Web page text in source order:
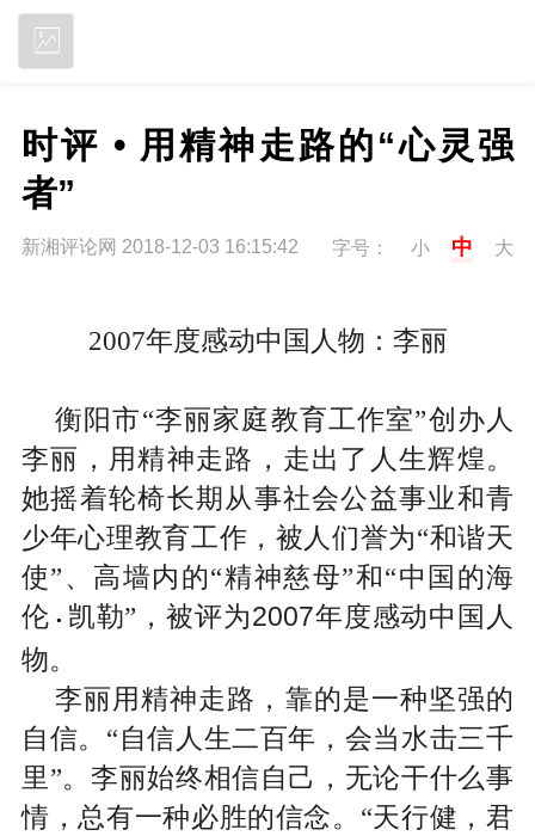
时评 • 用精神走路的“心灵强
者”
新湘评论网 2018-12-03 16:15:42 字号： 小 中 大
2007年度感动中国人物：李丽
衡阳市“李丽家庭教育工作室”创办人
李丽，用精神走路，走出了人生辉煌。
她摇着轮椅长期从事社会公益事业和青
少年心理教育工作，被人们誉为“和谐天
使”、高墙内的“精神慈母”和“中国的海
伦 • 凯勒”，被评为2007年度感动中国人
物。
李丽用精神走路，靠的是一种坚强的
自信。“自信人生二百年，会当水击三千
里”。李丽始终相信自己，无论干什么事
情，总有一种必胜的信念。“天行健，君